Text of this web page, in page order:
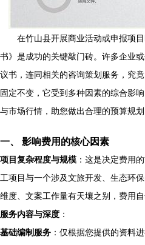
在竹山县开展商业活动或申报项
书》是成功的关键敲门砖。许多企业
议书，连同相关的咨询策划服务，究
固定不变，它受到多种因素的综合影
与市场行情，助您做出合理的预算规划
一、 影响费用的核心因素
项目复杂程度与规模 ：这是决定费用
工项目与一个涉及文旅开发、生态环
维度、文案工作量有天壤之别，费用自
服务内容与深度 ：
基础编制服务 ：仅根据您提供的资料